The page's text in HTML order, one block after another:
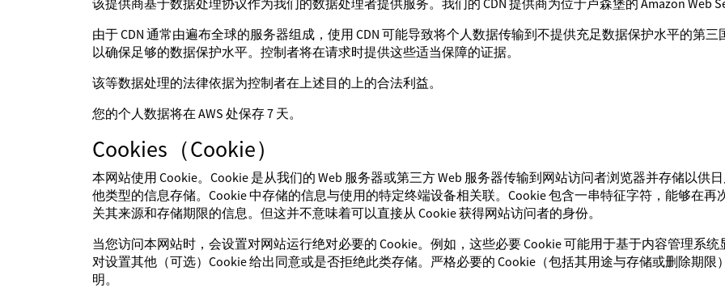
该提供商基于数据处理协议作为我们的数据处理者提供服务。我们的 CDN 提供商为位于卢森堡的 Amazon Web
由于 CDN 通常由遍布全球的服务器组成，使用 CDN 可能导致将个人数据传输到不提供充足数据保护水平的第
以确保足够的数据保护水平。控制者将在请求时提供这些适当保障的证据。
该等数据处理的法律依据为控制者在上述目的上的合法利益。
您的个人数据将在 AWS 处保存 7 天。
Cookies（Cookie）
本网站使用 Cookie。Cookie 是从我们的 Web 服务器或第三方 Web 服务器传输到网站访问者浏览器并存储以供
他类型的信息存储。Cookie 中存储的信息与使用的特定终端设备相关联。Cookie 包含一串特征字符，能够在
关其来源和存储期限的信息。但这并不意味着可以直接从 Cookie 获得网站访问者的身份。
当您访问本网站时，会设置对网站运行绝对必要的 Cookie。例如，这些必要 Cookie 可能用于基于内容管理系
对设置其他（可选）Cookie 给出同意或是否拒绝此类存储。严格必要的 Cookie（包括其用途与存储或删除期
明。